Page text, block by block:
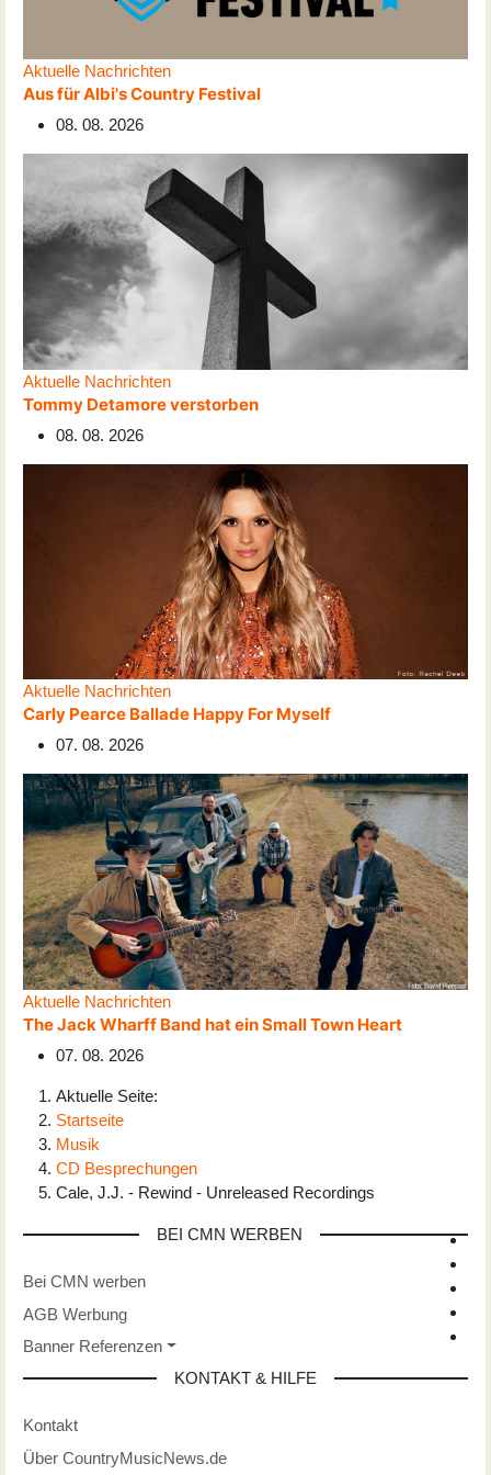
Aktuelle Nachrichten
Aus für Albi's Country Festival
08. 08. 2026
Aktuelle Nachrichten
Tommy Detamore verstorben
08. 08. 2026
Aktuelle Nachrichten
Carly Pearce Ballade Happy For Myself
07. 08. 2026
Aktuelle Nachrichten
The Jack Wharff Band hat ein Small Town Heart
07. 08. 2026
Aktuelle Seite:
Startseite
Musik
CD Besprechungen
Cale, J.J. - Rewind - Unreleased Recordings
BEI CMN WERBEN
Bei CMN werben
AGB Werbung
Banner Referenzen
KONTAKT & HILFE
Kontakt
Über CountryMusicNews.de